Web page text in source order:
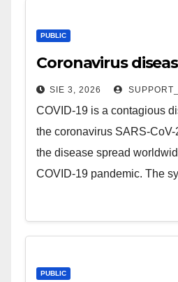
PUBLIC
Coronavirus
SIE 3, 2026
COVID-19 is a contagious
the coronavirus SARS-
the disease spread
COVID-19 pandemic. The
PUBLIC